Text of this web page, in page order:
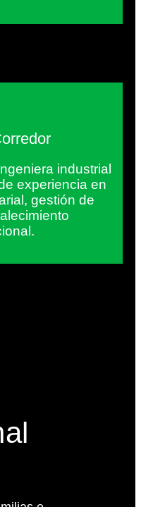
industrial
experiencia en
gestión de